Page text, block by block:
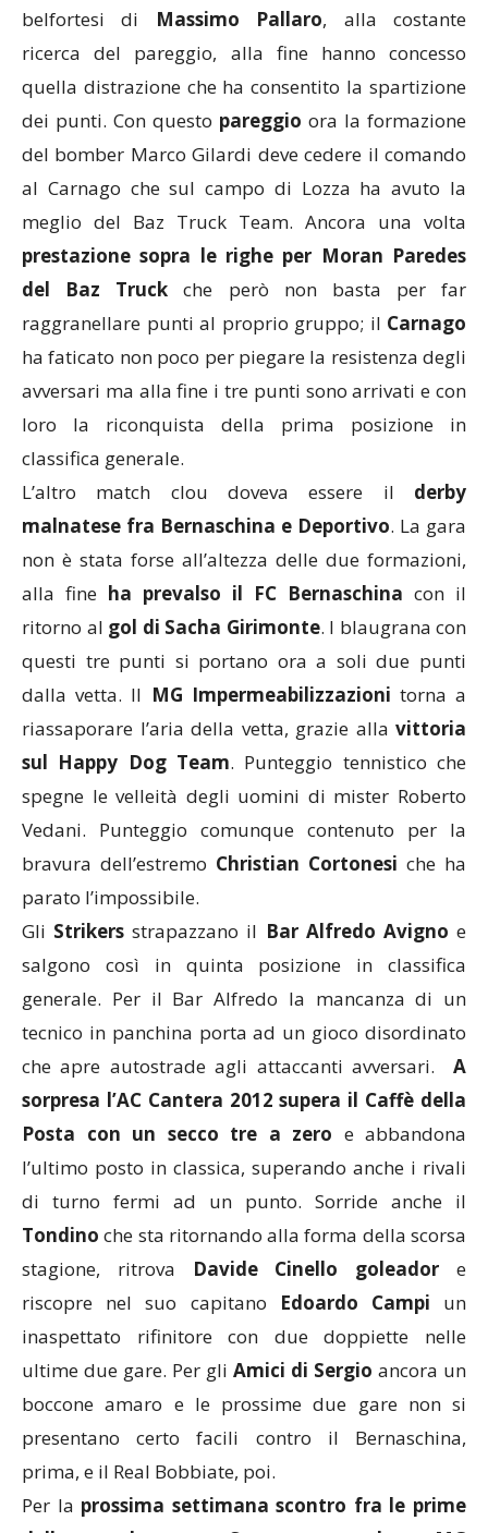
belfortesi di Massimo Pallaro, alla costante
ricerca del pareggio, alla fine hanno concesso
quella distrazione che ha consentito la spartizione
dei punti. Con questo pareggio ora la formazione
del bomber Marco Gilardi deve cedere il comando
al Carnago che sul campo di Lozza ha avuto la
meglio del Baz Truck Team. Ancora una volta
prestazione sopra le righe per Moran Paredes
del Baz Truck che però non basta per far
raggranellare punti al proprio gruppo; il Carnago
ha faticato non poco per piegare la resistenza degli
avversari ma alla fine i tre punti sono arrivati e con
loro la riconquista della prima posizione in
classifica generale.
L’altro match clou doveva essere il derby
malnatese fra Bernaschina e Deportivo. La gara
non è stata forse all’altezza delle due formazioni,
alla fine ha prevalso il FC Bernaschina con il
ritorno al gol di Sacha Girimonte. I blaugrana con
questi tre punti si portano ora a soli due punti
dalla vetta. Il MG Impermeabilizzazioni torna a
riassaporare l’aria della vetta, grazie alla vittoria
sul Happy Dog Team. Punteggio tennistico che
spegne le velleità degli uomini di mister Roberto
Vedani. Punteggio comunque contenuto per la
bravura dell’estremo Christian Cortonesi che ha
parato l’impossibile.
Gli Strikers strapazzano il Bar Alfredo Avigno e
salgono così in quinta posizione in classifica
generale. Per il Bar Alfredo la mancanza di un
tecnico in panchina porta ad un gioco disordinato
che apre autostrade agli attaccanti avversari. A
sorpresa l’AC Cantera 2012 supera il Caffè della
Posta con un secco tre a zero e abbandona
l’ultimo posto in classica, superando anche i rivali
di turno fermi ad un punto. Sorride anche il
Tondino che sta ritornando alla forma della scorsa
stagione, ritrova
Davide Cinello goleador e
riscopre nel suo capitano
Edoardo Campi un
inaspettato rifinitore con due doppiette nelle
ultime due gare. Per gli Amici di Sergio ancora un
boccone amaro e le prossime due gare non si
presentano certo facili contro il Bernaschina,
prima, e il Real Bobbiate, poi.
Per la prossima settimana scontro fra le prime